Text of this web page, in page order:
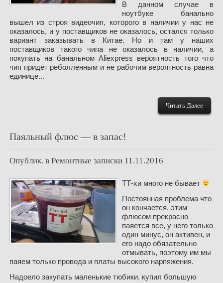
В данном случае в
ноутбуке банально
вышел из строя видеочип, которого в наличии у нас не
оказалось, и у поставщиков не оказалось, остался только
вариант заказывать в Китае. Но и там у наших
поставщиков такого чипа не оказалось в наличии, а
покупать на банальном Aliexpress вероятность того что
чип придет реболленным и не рабочим вероятность равна
единице...
Читать Далее
Паяльный флюс — в запас!
Опублик. в Ремонтные записки 11.11.2016
ТТ-хи много не бывает
Постоянная проблема что
он кончается, этим
флюсом прекрасно
паяется все, у него только
один минус, он активен, и
его надо обязательно
отмывать, поэтому им мы
паяем только провода и платы высокого нарпяжения.
Надоело закупать маленькие тюбики, купил большую